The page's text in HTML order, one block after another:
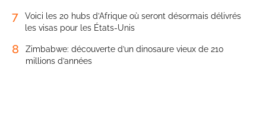
7
Voici les 20 hubs d’Afrique où seront désormais délivrés
les visas pour les États-Unis
8
Zimbabwe: découverte d’un dinosaure vieux de 210
millions d’années